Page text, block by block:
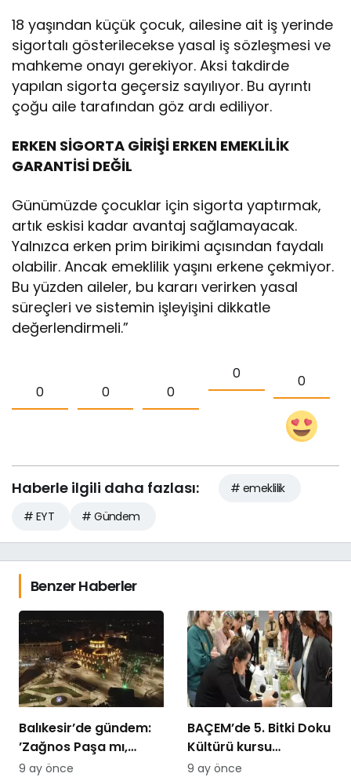
18 yaşından küçük çocuk, ailesine ait iş yerinde
sigortalı gösterilecekse yasal iş sözleşmesi ve
mahkeme onayı gerekiyor. Aksi takdirde
yapılan sigorta geçersiz sayılıyor. Bu ayrıntı
çoğu aile tarafından göz ardı ediliyor.
ERKEN SİGORTA GİRİŞİ ERKEN EMEKLİLİK
GARANTİSİ DEĞİL
Günümüzde çocuklar için sigorta yaptırmak,
artık eskisi kadar avantaj sağlamayacak.
Yalnızca erken prim birikimi açısından faydalı
olabilir. Ancak emeklilik yaşını erkene çekmiyor.
Bu yüzden aileler, bu kararı verirken yasal
süreçleri ve sistemin işleyişini dikkatle
değerlendirmeli.”
0 0 0
0 0
Haberle ilgili daha fazlası:
# emeklilik
# EYT
# Gündem
Benzer Haberler
Balıkesir’de gündem:
’Zağnos Paşa mı,
İsmet Paşa mı
9 ay önce
BAÇEM’de 5. Bitki Doku
Kültürü kursu
tamamlandı
9 ay önce